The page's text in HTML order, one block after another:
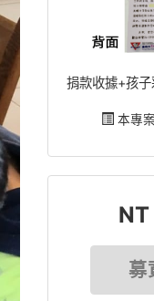
捐款收據+孩子
本專
募